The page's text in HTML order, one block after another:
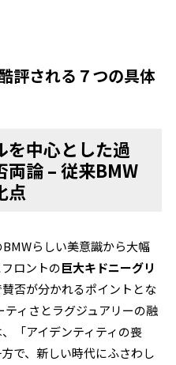
評される７つの具体
を中心とした過
両論 – 従来BMW
点
らしい美意識から大幅
ロントの巨大キドニーグリ
否が分かれるポイントとな
ティさとラグジュアリーの融
「アイデンティティの喪
で、新しい時代にふさわし